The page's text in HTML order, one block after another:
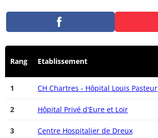
Rang Etablissement
1 CH Chartres - Hôpital Louis Pasteur
2 Hôpital Privé d'Eure et Loir
3 Centre Hospitalier de Dreux